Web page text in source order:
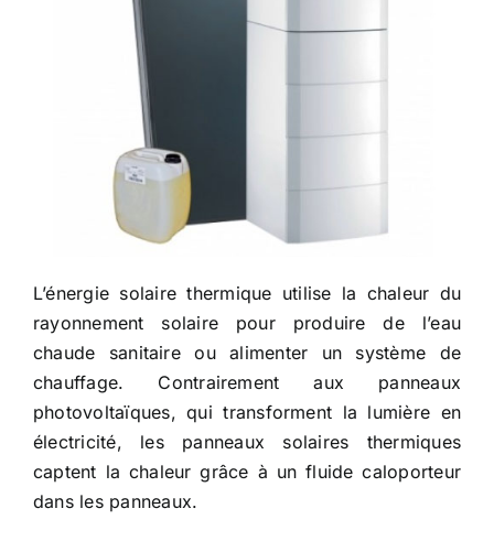
L’énergie solaire thermique utilise la chaleur du
rayonnement solaire pour produire de l’eau
chaude sanitaire ou alimenter un système de
chauffage. Contrairement aux panneaux
photovoltaïques, qui transforment la lumière en
électricité, les panneaux solaires thermiques
captent la chaleur grâce à un fluide caloporteur
dans les panneaux.